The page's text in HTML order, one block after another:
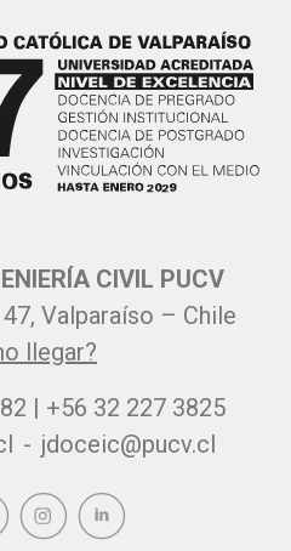
CIVIL PUCV
Valparaíso – Chile
llegar?
| +56 32 227 3825
- jdoceic@pucv.cl